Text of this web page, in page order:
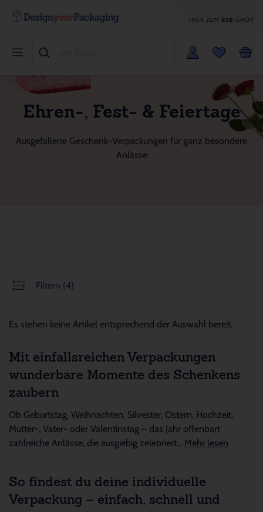
HIER ZUM B2B-SHOP
Ehren-, Fest- & Feiertage
Ausgefallene Geschenk-Verpackungen für ganz besondere
Anlässe
Filtern (4)
Es stehen keine Artikel entsprechend der Auswahl bereit.
Mit einfallsreichen Verpackungen
wunderbare Momente des Schenkens
zaubern
Ob Geburtstag, Weihnachten, Silvester, Ostern, Hochzeit,
Mutter-, Vater- oder Valentinstag – das Jahr offenbart
zahlreiche Anlässe, die ausgiebig zelebriert... Mehr lesen
So findest du deine individuelle
Verpackung – einfach, schnell und